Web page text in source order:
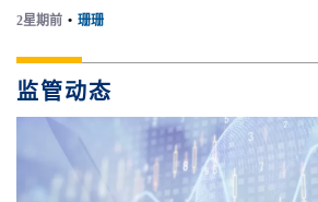
2星期前 • 珊珊
监管动态